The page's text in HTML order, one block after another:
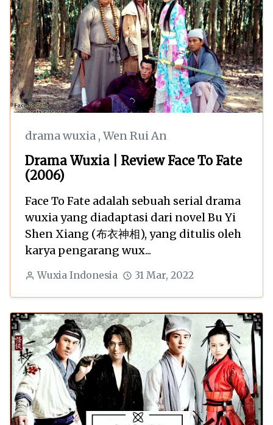
drama wuxia , Wen Rui An
Drama Wuxia | Review Face To Fate
(2006)
Face To Fate adalah sebuah serial drama
wuxia yang diadaptasi dari novel Bu Yi
Shen Xiang (布衣神相), yang ditulis oleh
karya pengarang wux...
Wuxia Indonesia 31 Mar, 2022